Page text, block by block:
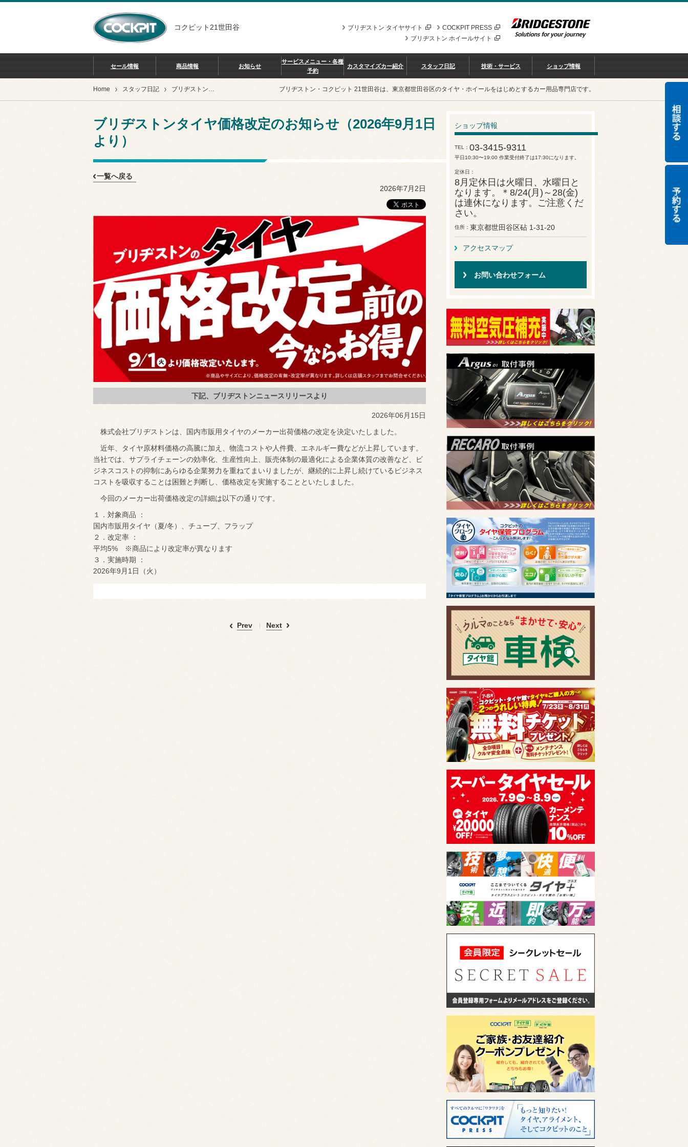
コクピット21世田谷 COCKPIT PRESS
ブリヂストン タイヤサイト
ブリヂストン ホイールサイト
セール情報 商品情報 お知らせ
サービスメニュー・各種
予約
カスタマイズカー紹介 スタッフ日記 技術・サービス ショップ情報
Home スタッフ日記 ブリヂストンタイヤ価格改定のお知らせ（2026年9月1日より） ブリヂストン・コクピット 21世田谷は、東京都世田谷区のタイヤ・ホイールをはじめとするカー用品専門店です。
ブリヂストンタイヤ価格改定のお知らせ（2026年9月1日
より）
一覧へ戻る
2026年7月2日
下記、ブリヂストンニュースリリースより
2026年06月15日
株式会社ブリヂストンは、国内市販用タイヤのメーカー出荷価格の改定を決定いたしました。
近年、タイヤ原材料価格の高騰に加え、物流コストや人件費、エネルギー費などが上昇しています。
当社では、サプライチェーンの効率化、生産性向上、販売体制の最適化による企業体質の改善など、ビ
ジネスコストの抑制にあらゆる企業努力を重ねてまいりましたが、継続的に上昇し続けているビジネス
コストを吸収することは困難と判断し、価格改定を実施することといたしました。
今回のメーカー出荷価格改定の詳細は以下の通りです。
１．対象商品 ：
国内市販用タイヤ（夏/冬）、チューブ、フラップ
２．改定率 ：
平均5% ※商品により改定率が異なります
３．実施時期 ：
2026年9月1日（火）
Prev Next
ショップ情報
TEL 03-3415-9311
平日10:30〜19:00 作業受付終了は17:30になります。
定休日
8月定休日は火曜日、水曜日と
なります。＊8/24(月)～28(金)
は連休になります。ご注意くだ
さい。
住所 東京都世田谷区砧 1-31-20
アクセスマップ
お問い合わせフォーム